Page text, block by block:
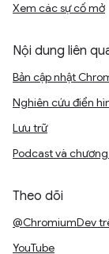
Xem các sự cố mở
Nội dung liên
Bản cập nhật
Nghiên cứu điển
Lưu trữ
Podcast và
Theo dõi
@ChromiumDev
YouTube